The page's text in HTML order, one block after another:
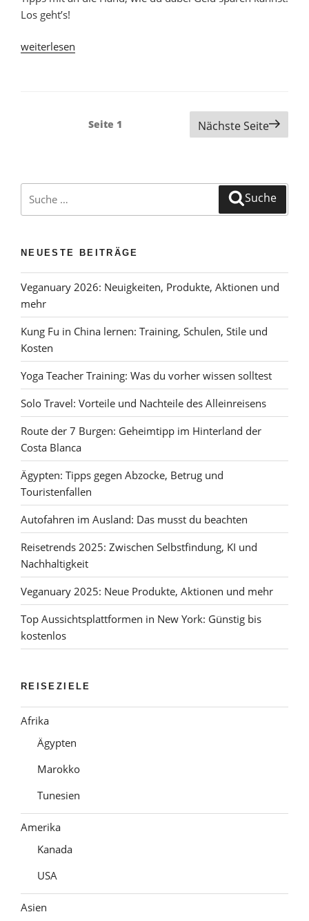
Los geht’s!
„Sardinien-
weiterlesen
Beitragsnavigation
Seite 1 Nächste Seite
nach:
Suche
NEUESTE BEITRÄGE
Veganuary 2026: Neuigkeiten, Produkte, Aktionen und
mehr
Kung Fu in China lernen: Training, Schulen, Stile und
Kosten
Yoga Teacher Training: Was du vorher wissen solltest
Solo Travel: Vorteile und Nachteile des Alleinreisens
Route der 7 Burgen: Geheimtipp im Hinterland der
Costa Blanca
Ägypten: Tipps gegen Abzocke, Betrug und
Touristenfallen
Autofahren im Ausland: Das musst du beachten
Reisetrends 2025: Zwischen Selbstfindung, KI und
Nachhaltigkeit
Veganuary 2025: Neue Produkte, Aktionen und mehr
Top Aussichtsplattformen in New York: Günstig bis
kostenlos
REISEZIELE
Afrika
Ägypten
Marokko
Tunesien
Amerika
Kanada
USA
Asien